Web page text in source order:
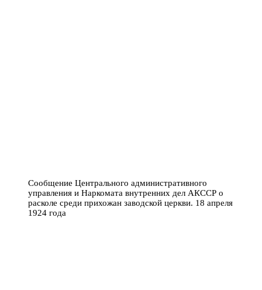
Сообщение Центрального административного
управления и Наркомата внутренних дел АКССР о
расколе среди прихожан заводской церкви. 18 апреля
1924 года